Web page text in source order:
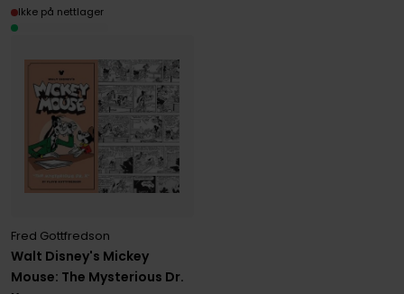
Walt Disney's Mickey
Mouse: The Mysterious Dr.
Fred Gottfredson
Ikke på nettlager